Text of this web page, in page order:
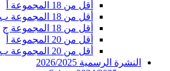
أقل من 18 المجموعة أ
أقل من 18 المجموعة ب
أقل من 18 المجموعة ج
أقل من 20 المجموعة أ
أقل من 20 المجموعة ب
النشرة الرسمية 2026/2025